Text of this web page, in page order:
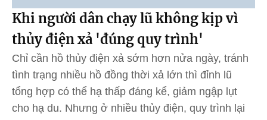
Khi người dân chạy lũ không kịp vì
thủy điện xả 'đúng quy trình'
Chỉ cần hồ thủy điện xả sớm hơn nửa ngày, tránh
tình trạng nhiều hồ đồng thời xả lớn thì đỉnh lũ
tổng hợp có thể hạ thấp đáng kể, giảm ngập lụt
cho hạ du. Nhưng ở nhiều thủy điện, quy trình lại